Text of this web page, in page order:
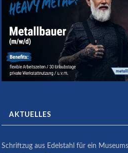
AKTUELLES
Schriftzug aus Edelstahl für ein